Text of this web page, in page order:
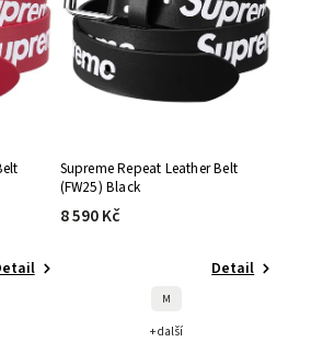
Supreme Repeat Leather Belt
(FW25) Black
8 590 Kč
Detail
M
+ další